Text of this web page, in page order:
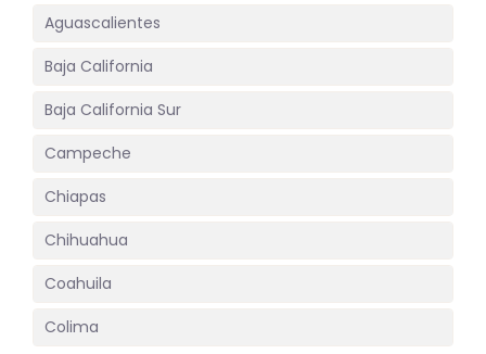
Aguascalientes
Baja California
Baja California Sur
Campeche
Chiapas
Chihuahua
Coahuila
Colima